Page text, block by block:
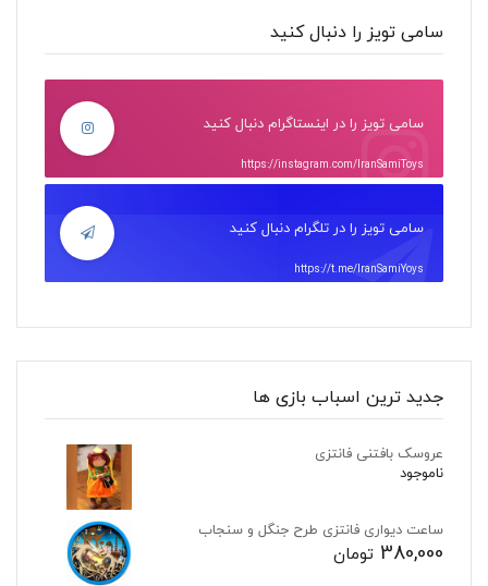
سامی تویز را دنبال کنید
سامی تویز را در اینستاگرام دنبال کنید
https://instagram.com/IranSamiToys
سامی تویز را در تلگرام دنبال کنید
https://t.me/IranSamiYoys
جدید ترین اسباب بازی ها
عروسک بافتنی فانتزی
ناموجود
ساعت دیواری فانتزی طرح جنگل و سنجاب
380,000 تومان